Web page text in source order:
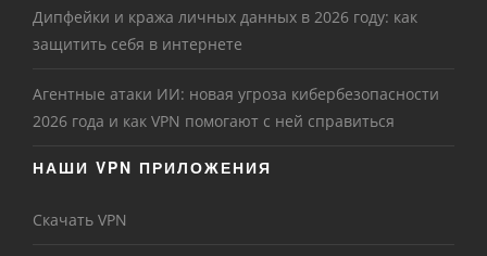
Дипфейки и кража личных данных в 2026 году: как
защитить себя в интернете
Агентные атаки ИИ: новая угроза кибербезопасности
2026 года и как VPN помогают с ней справиться
НАШИ VPN ПРИЛОЖЕНИЯ
Скачать VPN